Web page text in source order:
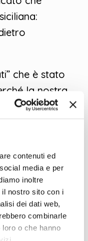
contenuti ed
media e per
inoltre
nostro sito con i
dei dati web,
combinarle
o che hanno
che è stato
la nostra
noi forte il
per